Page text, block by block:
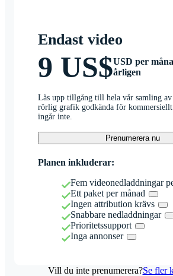
Endast video
9 US$USD per
årligen
Lås upp tillgång till hela vår samling
rörlig grafik godkända för
ingår inte.
Prenumerera nu
Planen inkluderar:
Fem videonedladdningar
Ett paket per månad
Ingen attribution krävs
Snabbare nedladdningar
Prioritetssupport
Inga annonser
Vill du inte prenumerera?Se fler